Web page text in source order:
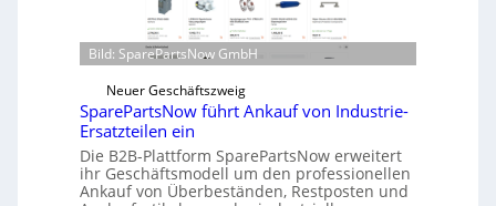
n
t
w
i
c
k
e
l
Bild: SparePartsNow GmbH
Neuer Geschäftszweig
SparePartsNow führt Ankauf von Industrie-
Ersatzteilen ein
Die B2B-Plattform SparePartsNow erweitert
ihr Geschäftsmodell um den professionellen
Ankauf von Überbeständen, Restposten und